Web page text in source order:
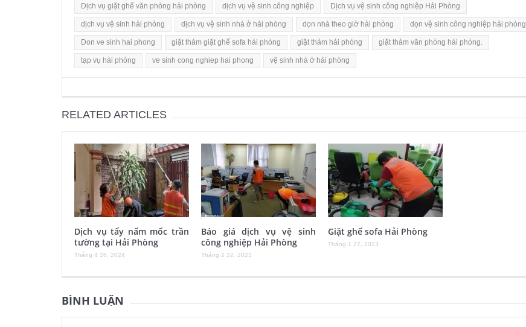
Dịch vụ giặt ghế văn phòng hải phòng dịch vụ vệ sinh công nghiệp Dịch vụ vệ sinh công nghiệp Hải Phòng
dịch vụ vệ sinh hải phòng dịch vụ vệ sinh nhà ở hải phòng dọn nhà theo giờ hải phòng dọn vệ sinh công nghiệp hải phòng
Don ve sinh hai phong giặt thảm giặt ghế sofa hải phòng giặt thảm hải phòng giặt thảm văn phòng hải phòng.
tạp vụ hải phòng ve sinh cong nghiep hai phong vệ sinh nhà ở hải phòng
RELATED ARTICLES
Dịch vụ tẩy nấm mốc trần
tường tại Hải Phòng
Tháng 4 26, 2024
Báo giá dịch vụ vệ sinh
công nghiệp Hải Phòng
Tháng 2 22, 2023
Giặt ghế sofa Hải Phòng
Tháng 1 27, 2023
BÌNH LUẬN